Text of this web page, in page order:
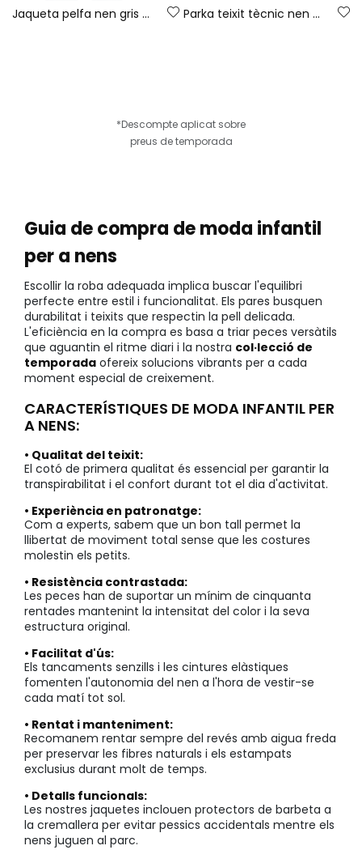
Jaqueta pelfa nen gris vigoré Game On Parka teixit tècnic nen blau reversible estampada
*Descompte aplicat sobre
preus de temporada
Guia de compra de moda infantil
per a nens
Escollir la roba adequada implica buscar l'equilibri
perfecte entre estil i funcionalitat. Els pares busquen
durabilitat i teixits que respectin la pell delicada.
L'eficiència en la compra es basa a triar peces versàtils
que aguantin el ritme diari i la nostra col·lecció de
temporada ofereix solucions vibrants per a cada
moment especial de creixement.
CARACTERÍSTIQUES DE MODA INFANTIL PER
A NENS:
• Qualitat del teixit:
El cotó de primera qualitat és essencial per garantir la
transpirabilitat i el confort durant tot el dia d'activitat.
• Experiència en patronatge:
Com a experts, sabem que un bon tall permet la
llibertat de moviment total sense que les costures
molestin els petits.
• Resistència contrastada:
Les peces han de suportar un mínim de cinquanta
rentades mantenint la intensitat del color i la seva
estructura original.
• Facilitat d'ús:
Els tancaments senzills i les cintures elàstiques
fomenten l'autonomia del nen a l'hora de vestir-se
cada matí tot sol.
• Rentat i manteniment:
Recomanem rentar sempre del revés amb aigua freda
per preservar les fibres naturals i els estampats
exclusius durant molt de temps.
• Detalls funcionals:
Les nostres jaquetes inclouen protectors de barbeta a
la cremallera per evitar pessics accidentals mentre els
nens juguen al parc.